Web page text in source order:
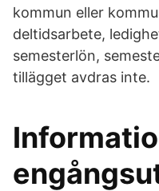
kommun eller
deltidsarbete,
semesterlön,
tillägget avdras inte.